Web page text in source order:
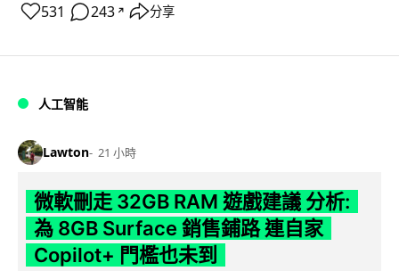
531 243 ↗ 分享
人工智能
Lawton 21 小時
微軟刪走 32GB RAM 遊戲建議 分析:
為 8GB Surface 銷售鋪路 連自家
Copilot+ 門檻也未到